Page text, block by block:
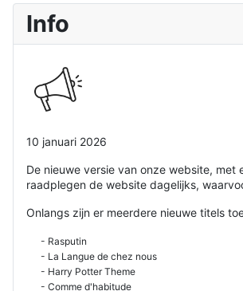
Info
10 januari 2026
De nieuwe versie van onze website,
raadplegen de website dagelijks,
Onlangs zijn er meerdere nieuwe titels
- Rasputin
- La Langue de chez nous
- Harry Potter Theme
- Comme d'habitude